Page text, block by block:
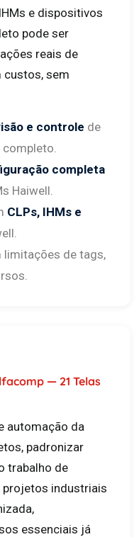
e dispositivos
pode ser
reais de
sem
e controle de
completa
Haiwell.
CLPs, IHMs e
limitações de tags,
— 21 Telas
automação da
padronizar
trabalho de
projetos industriais
essenciais já